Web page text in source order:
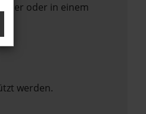
oder in einem
werden.